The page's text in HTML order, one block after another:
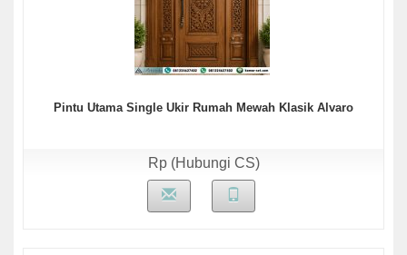
Pintu Utama Single Ukir Rumah Mewah Klasik Alvaro
Rp (Hubungi CS)